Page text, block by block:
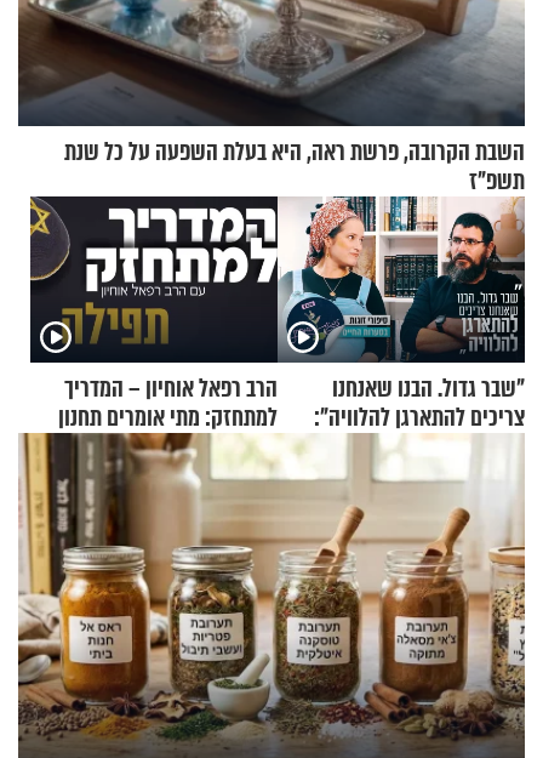
השבת הקרובה, פרשת ראה, היא בעלת השפעה על כל שנת
תשפ"ז
"שבר גדול. הבנו שאנחנו
צריכים להתארגן להלוויה":
זוגיות במבחן, הפעם עם מרים
וגד דנינו
הרב רפאל אוחיון – המדריך
למתחזק: מתי אומרים תחנון
ואיך עולים לתורה?